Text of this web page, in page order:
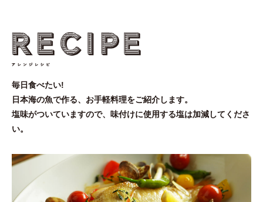
毎日食べたい!
日本海の魚で作る、お手軽料理をご紹介します。
塩味がついていますので、味付けに使用する塩は加減してくださ
い。